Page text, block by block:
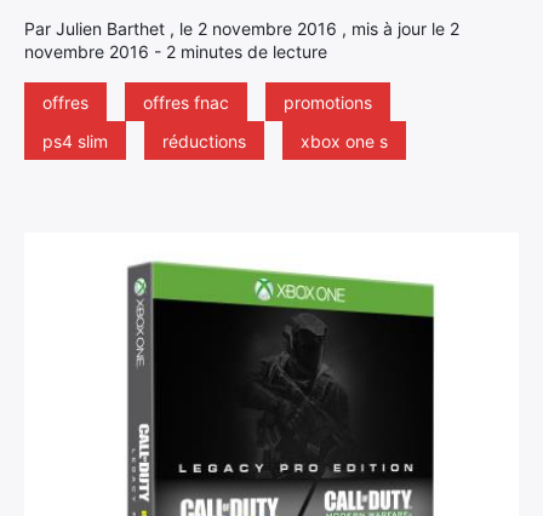
Par Julien Barthet , le 2 novembre 2016 , mis à jour le 2
novembre 2016 - 2 minutes de lecture
offres offres fnac
promotions
ps4 slim
réductions xbox one s